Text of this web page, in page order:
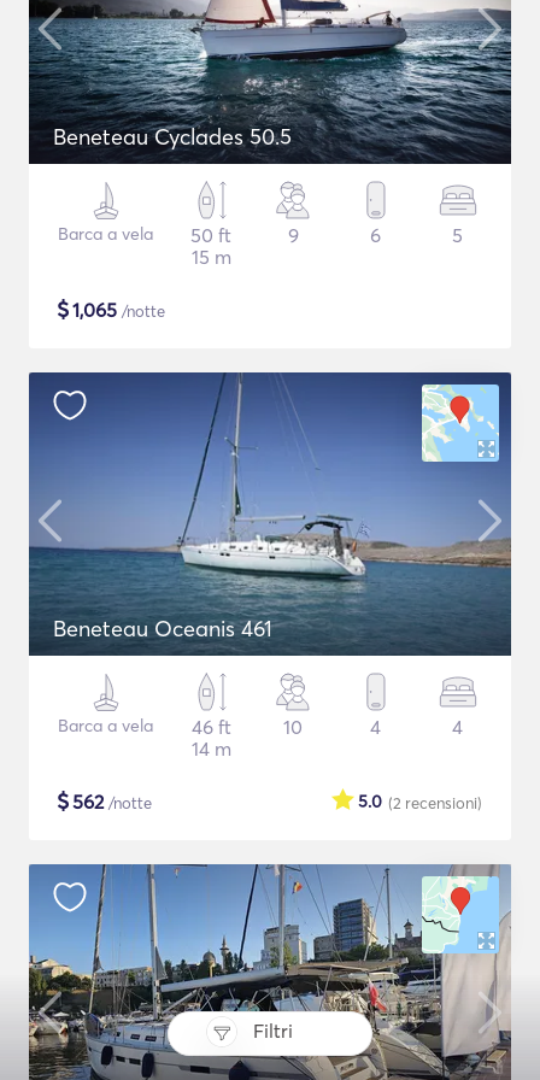
Filtri
Beneteau Cyclades 50.5
Barca a vela
50 ft
15 m
9 6 5
$1,065 /notte
Beneteau Oceanis 461
Barca a vela
46 ft
14 m
10 4 4
$562/notte (2 recensioni)
5.0